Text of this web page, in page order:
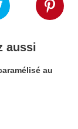
aussi
au